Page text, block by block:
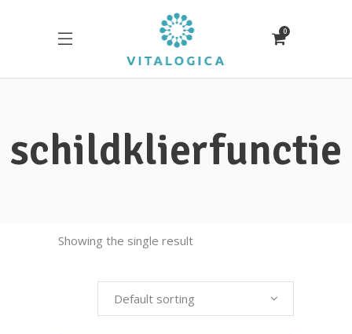
0
schildklierfunctie
Showing the single result
Default sorting